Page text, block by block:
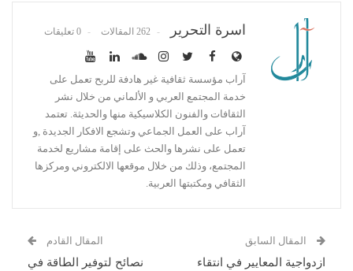
اسرة التحرير 262 المقالات 0 تعليقات
آراب مؤسسة ثقافية غير هادفة للربح تعمل على
خدمة المجتمع العربي و الألماني من خلال نشر
الثقافات والفنون الكلاسيكية منها والحديثة. تعتمد
آراب على العمل الجماعي وتشجع الافكار الجديدة ,و
تعمل على نشرها والحث على إقامة مشاريع لخدمة
المجتمع، وذلك من خلال موقعها الالكتروني ومركزها
الثقافي ومكتبتها العربية.
المقال السابق
ازدواجية المعايير في انتقاء
المقال القادم
نصائح لتوفير الطاقة في